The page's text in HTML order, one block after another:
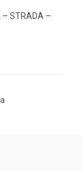
– STRADA –